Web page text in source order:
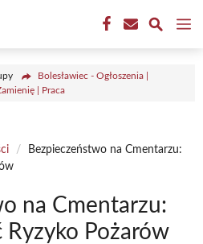
Bolesławiec - Ogłoszenia |
| Praca
/
Bezpieczeństwo na Cmentarzu:
na Cmentarzu:
Ryzyko Pożarów